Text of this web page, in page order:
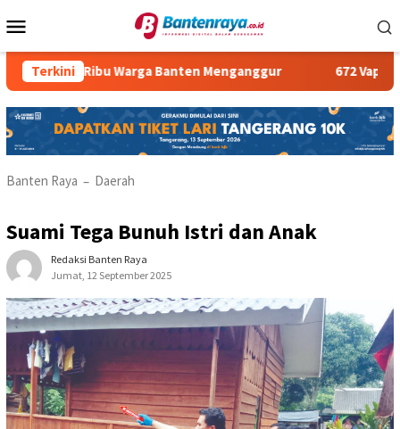
ke
Mobile
Terkini
408 Ribu Warga Banten Menganggur 672 Vape Store
Banten Raya – Daerah
Suami Tega Bunuh Istri dan Anak
Redaksi Banten Raya
Jumat, 12 September 2025